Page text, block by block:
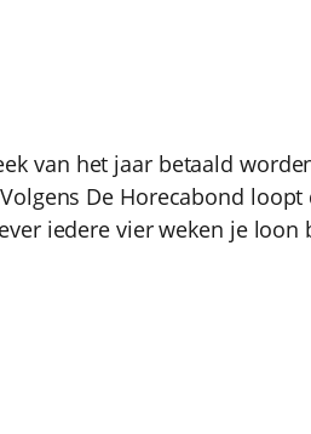
van het jaar betaald
De Horecabond
iedere vier weken je loon